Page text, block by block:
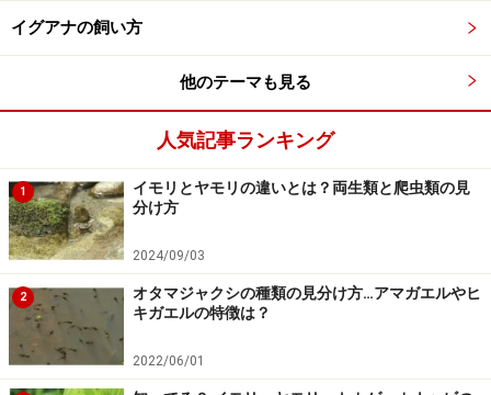
イグアナの飼い方
他のテーマも見る
人気記事ランキング
1
イモリとヤモリの違いとは？両生類と爬虫類の見
分け方
2024/09/03
2
オタマジャクシの種類の見分け方…アマガエルやヒ
キガエルの特徴は？
2022/06/01